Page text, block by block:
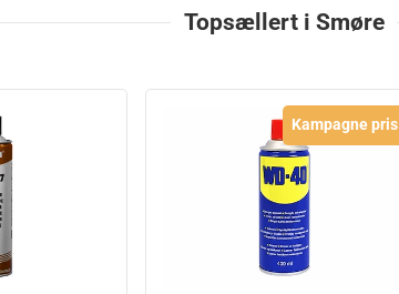
Topsællert i Smøre
Kampagne pris